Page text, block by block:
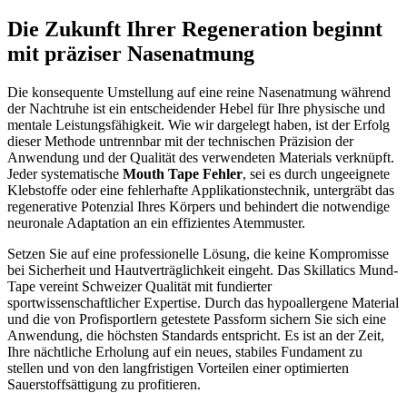
Die Zukunft Ihrer Regeneration beginnt
mit präziser Nasenatmung
Die konsequente Umstellung auf eine reine Nasenatmung während
der Nachtruhe ist ein entscheidender Hebel für Ihre physische und
mentale Leistungsfähigkeit. Wie wir dargelegt haben, ist der Erfolg
dieser Methode untrennbar mit der technischen Präzision der
Anwendung und der Qualität des verwendeten Materials verknüpft.
Jeder systematische Mouth Tape Fehler, sei es durch ungeeignete
Klebstoffe oder eine fehlerhafte Applikationstechnik, untergräbt das
regenerative Potenzial Ihres Körpers und behindert die notwendige
neuronale Adaptation an ein effizientes Atemmuster.
Setzen Sie auf eine professionelle Lösung, die keine Kompromisse
bei Sicherheit und Hautverträglichkeit eingeht. Das Skillatics Mund-
Tape vereint Schweizer Qualität mit fundierter
sportwissenschaftlicher Expertise. Durch das hypoallergene Material
und die von Profisportlern getestete Passform sichern Sie sich eine
Anwendung, die höchsten Standards entspricht. Es ist an der Zeit,
Ihre nächtliche Erholung auf ein neues, stabiles Fundament zu
stellen und von den langfristigen Vorteilen einer optimierten
Sauerstoffsättigung zu profitieren.